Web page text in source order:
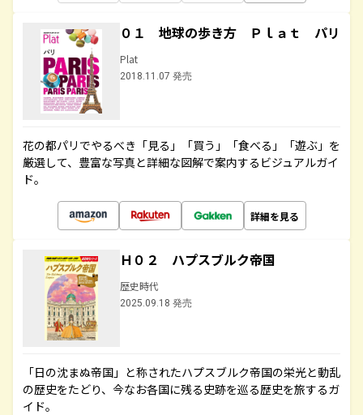
０１ 地球の歩き方 Ｐｌａｔ パリ
Plat
2018.11.07 発売
花の都パリでやるべき「見る」「買う」「食べる」「遊ぶ」を
厳選して、豊富な写真と詳細な図解で案内するビジュアルガイ
ド。
詳細を見る
Ｈ０２ ハプスブルク帝国
歴史時代
2025.09.18 発売
「日の沈まぬ帝国」と称されたハプスブルク帝国の栄光と動乱
の歴史をたどり、今なお各国に残る史跡を巡る歴史を旅するガ
イド。